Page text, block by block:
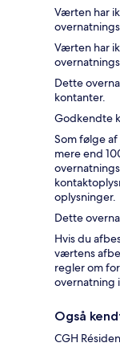
Værten har
Værten har
Dette
kontanter.
Godkendte
Som følge
mere end
oplysninger.
Dette
Hvis du
værtens
regler om
overnatning
Også
CGH